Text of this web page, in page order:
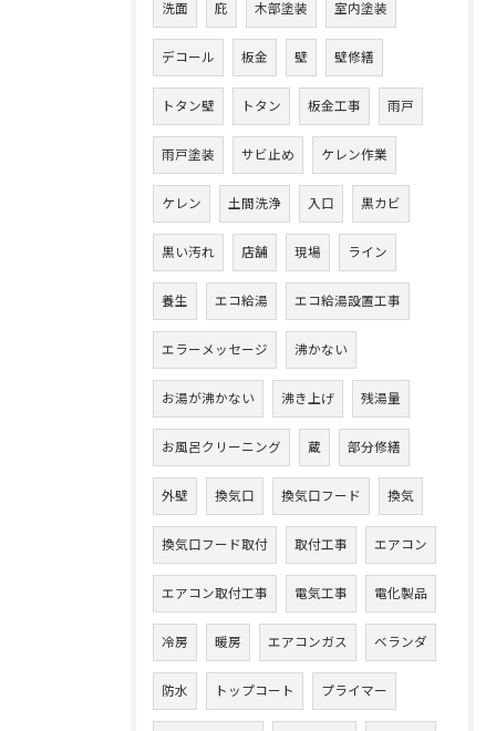
洗面 庇 木部塗装 室内塗装
デコール 板金 壁 壁修繕
トタン壁 トタン 板金工事 雨戸
雨戸塗装 サビ止め ケレン作業
ケレン 土間洗浄 入口 黒カビ
黒い汚れ 店舗 現場 ライン
養生 エコ給湯 エコ給湯設置工事
エラーメッセージ 沸かない
お湯が沸かない 沸き上げ 残湯量
お風呂クリーニング 蔵 部分修繕
外壁 換気口 換気口フード 換気
換気口フード取付 取付工事 エアコン
エアコン取付工事 電気工事 電化製品
冷房 暖房 エアコンガス ベランダ
防水 トップコート プライマー